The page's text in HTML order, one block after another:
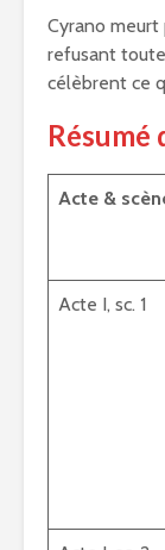
Cyrano meurt
refusant
célèbrent ce
Résumé
Acte &
Acte I, sc. 1